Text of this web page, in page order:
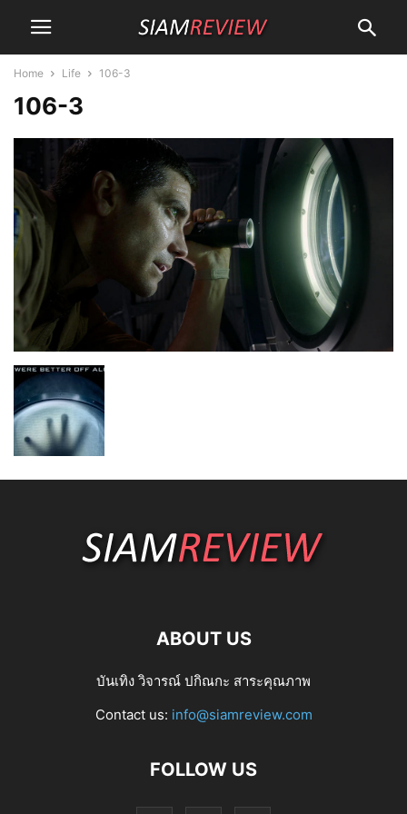
Home Life 106-3
106-3
ABOUT US
บันเทิง วิจารณ์ ปกิณกะ สาระคุณภาพ
Contact us: info@siamreview.com
FOLLOW US